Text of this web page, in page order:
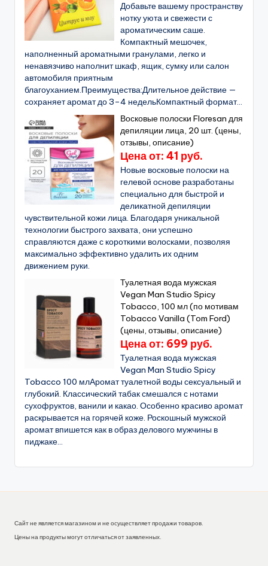
Добавьте вашему пространству
нотку уюта и свежести с
ароматическим саше.
Компактный мешочек,
наполненный ароматными гранулами, легко и
ненавязчиво наполнит шкаф, ящик, сумку или салон
автомобиля приятным
благоуханием.Преимущества:Длительное действие —
сохраняет аромат до 3–4 недельКомпактный формат...
Восковые полоски Floresan для
депиляции лица, 20 шт. (цены,
отзывы, описание)
Цена от: 41 руб.
Новые восковые полоски на
гелевой основе разработаны
специально для быстрой и
деликатной депиляции
чувствительной кожи лица. Благодаря уникальной
технологии быстрого захвата, они успешно
справляются даже с короткими волосками, позволяя
максимально эффективно удалить их одним
движением руки.
Туалетная вода мужская
Vegan Man Studio Spicy
Tobacco, 100 мл (по мотивам
Tobacco Vanilla (Tom Ford)
(цены, отзывы, описание)
Цена от: 699 руб.
Туалетная вода мужская
Vegan Man Studio Spicy
Tobacco 100 млАромат туалетной воды сексуальный и
глубокий. Классический табак смешался с нотами
сухофруктов, ванили и какао. Особенно красиво аромат
раскрывается на горячей коже. Роскошный мужской
аромат впишется как в образ делового мужчины в
пиджаке...
Сайт не является магазином и не осуществляет продажи товаров.
Цены на продукты могут отличаться от заявленных.